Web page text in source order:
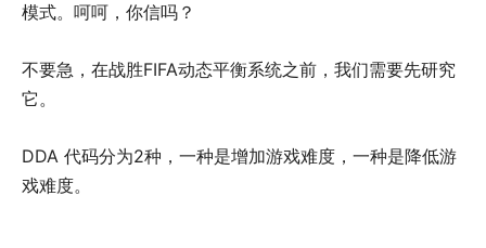
模式。呵呵，你信吗？
不要急，在战胜FIFA动态平衡系统之前，我们需要先研究
它。
DDA 代码分为2种，一种是增加游戏难度，一种是降低游
戏难度。